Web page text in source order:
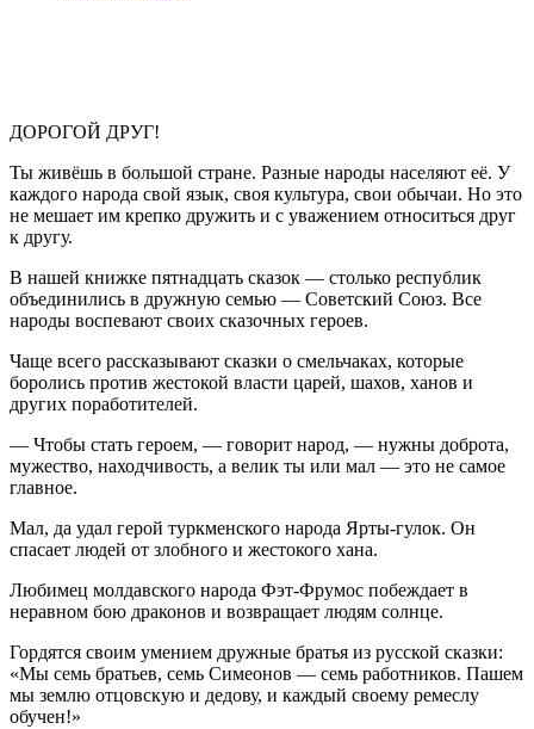
ДОРОГОЙ ДРУГ!
Ты живёшь в большой стране. Разные народы населяют её. У
каждого народа свой язык, своя культура, свои обычаи. Но это
не мешает им крепко дружить и с уважением относиться друг
к другу.
В нашей книжке пятнадцать сказок — столько республик
объединились в дружную семью — Советский Союз. Все
народы воспевают своих сказочных героев.
Чаще всего рассказывают сказки о смельчаках, которые
боролись против жестокой власти царей, шахов, ханов и
других поработителей.
— Чтобы стать героем, — говорит народ, — нужны доброта,
мужество, находчивость, а велик ты или мал — это не самое
главное.
Мал, да удал герой туркменского народа Ярты-гулок. Он
спасает людей от злобного и жестокого хана.
Любимец молдавского народа Фэт-Фрумос побеждает в
неравном бою драконов и возвращает людям солнце.
Гордятся своим умением дружные братья из русской сказки:
«Мы семь братьев, семь Симеонов — семь работников. Пашем
мы землю отцовскую и дедову, и каждый своему ремеслу
обучен!»